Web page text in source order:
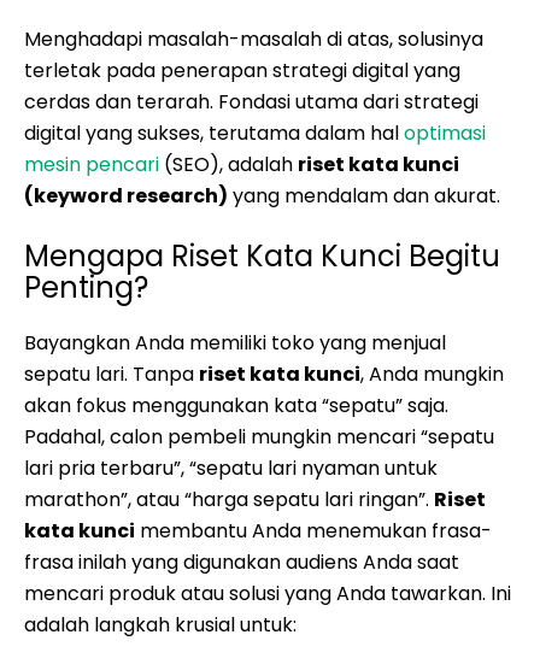
Menghadapi masalah-masalah di atas, solusinya
terletak pada penerapan strategi digital yang
cerdas dan terarah. Fondasi utama dari strategi
digital yang sukses, terutama dalam haloptimasi
mesin pencari (SEO), adalah riset kata kunci
(keyword research) yang mendalam dan akurat.
Mengapa Riset Kata Kunci Begitu
Penting?
Bayangkan Anda memiliki toko yang menjual
sepatu lari. Tanpa riset kata kunci, Anda mungkin
akan fokus menggunakan kata “sepatu” saja.
Padahal, calon pembeli mungkin mencari “sepatu
lari pria terbaru”, “sepatu lari nyaman untuk
marathon”, atau “harga sepatu lari ringan”. Riset
kata kunci membantu Anda menemukan frasa-
frasa inilah yang digunakan audiens Anda saat
mencari produk atau solusi yang Anda tawarkan. Ini
adalah langkah krusial untuk: